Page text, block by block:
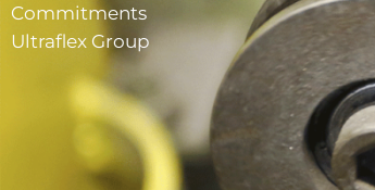
Commitments
Ultraflex Group